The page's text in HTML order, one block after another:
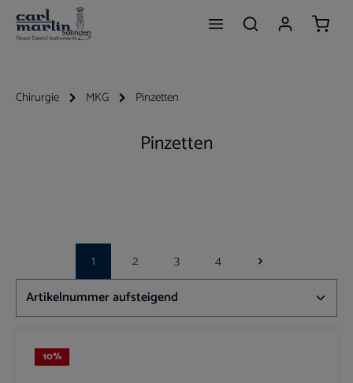
Zum Hauptinhalt springen
Chirurgie MKG Pinzetten
Pinzetten
Seite
1 Seite
2 Seite
3 Seite
4
10%